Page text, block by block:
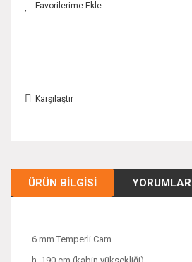
Karşılaştır
ÜRÜN BILGISI YORUMLAR
6 mm Temperli Cam